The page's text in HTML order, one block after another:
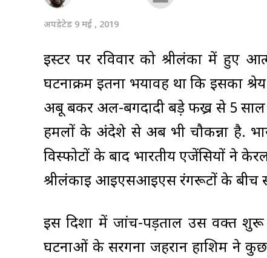
अपडेटेड 9 मई , 2019
ईस्टर पर रविवार को श्रीलंका में हुए
घटनाक्रम इतना भयावह था कि इसका
अबू बकर अल-बगदादी बड़े फख्र से 5 साल
हमलों के अंदेशे से अब भी चौकन्ना है.
विस्फोटों के बाद भारतीय एजेंसियों ने
श्रीलंकाई आइएसआइएस रंगरूटों के बीच
इस दिशा में जांच-पड़ताल उस वक्त शुरू
घटनाओं के सरगना जहरान हाशिम ने कुछ